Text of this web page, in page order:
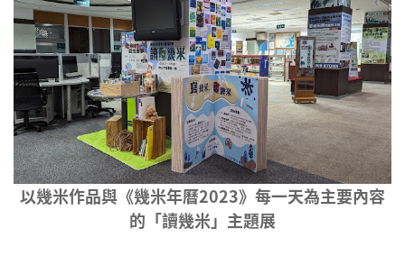
以幾米作品與《幾米年曆2023》每一天為主要內容
的「讀幾米」主題展